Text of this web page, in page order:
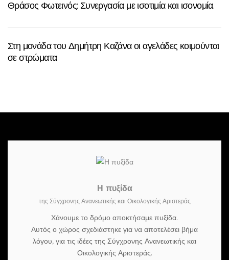
Θράσος Φωτεινός: Συνεργασία με ισοτιμία και ισονομία.
Στη μονάδα του Δημήτρη Καζάνα οι αγελάδες κοιμούνται
σε στρώματα
Η πυξίδα
της Σύγχρονης Ανανεωτικής και Οικολογικής Αριστεράς
Χάνουμε το δρόμο αποκτήσαμε πυξίδα.
Αυτός ο χώρος σχεδιάστηκε για να αποτελέσει βήμα
λόγου, για τις ιδέες της Σύγχρονης Ανανεωτικής και
Οικολογικής Αριστεράς.